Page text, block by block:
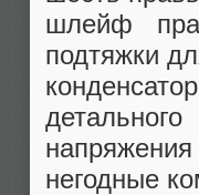
шлейф
подтяжки
негодные